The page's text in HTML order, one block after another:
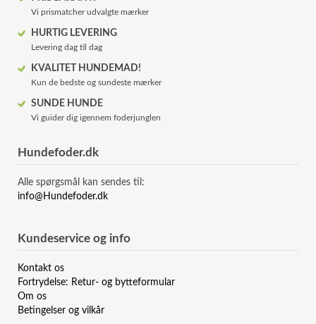
Vi prismatcher udvalgte mærker
HURTIG LEVERING
Levering dag til dag
KVALITET HUNDEMAD!
Kun de bedste og sundeste mærker
SUNDE HUNDE
Vi guider dig igennem foderjunglen
Hundefoder.dk
Alle spørgsmål kan sendes til:
info@Hundefoder.dk
Kundeservice og info
Kontakt os
Fortrydelse: Retur- og bytteformular
Om os
Betingelser og vilkår